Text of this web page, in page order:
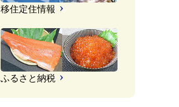
移住定住情報
ふるさと納税